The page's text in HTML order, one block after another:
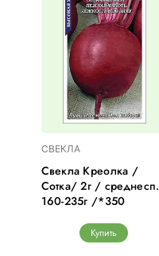
СВЕКЛА
Свекла Креолка /
Сотка/ 2г / среднесп.
160-235г /*350
Купить